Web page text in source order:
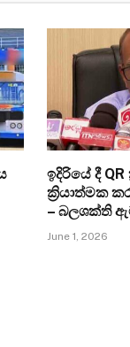
ඉදිරියේ දී
ක්‍රියාත්මක
– බලශක්ති
June 1, 2026